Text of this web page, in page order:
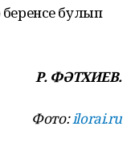
булып
Р. ФӘТХИЕВ.
Фото:ilorai.ru